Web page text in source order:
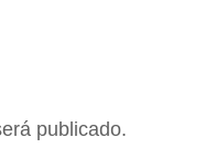
publicado.